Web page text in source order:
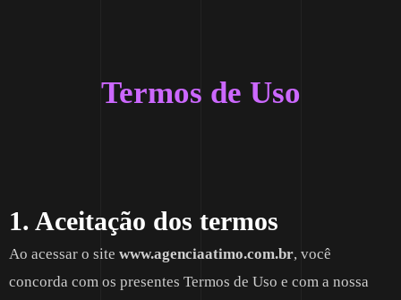
Termos de Uso
1. Aceitação dos termos
Ao acessar o site www.agenciaatimo.com.br, você
concorda com os presentes Termos de Uso e com a nossa